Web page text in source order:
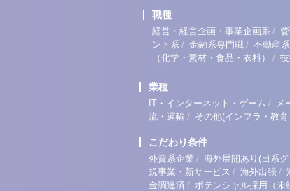
職種
経営・経営企画・事業企画系 /
ント系 / 金融系専門職 / 不動産
（化学・素材・食品・衣料）
/
業種
IT・インターネット・ゲーム / メ
流・運輸 / その他(インフラ・教
こだわり条件
外資系企業 / 海外展開あり(日系
規事業・新サービス / 海外出張 /
金調達済 / ポテンシャル採用（未